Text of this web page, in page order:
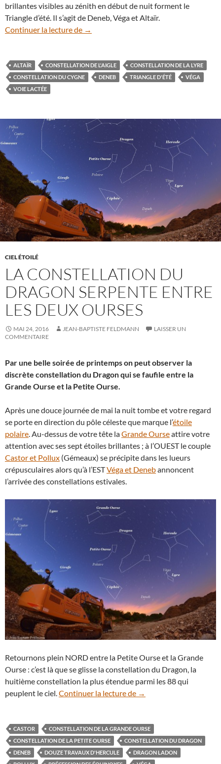
brillantes visibles au zénith en début de nuit forment le
Triangle d’été. Il s’agit de Deneb, Véga et Altaïr.
Continuer la lecture de
Le Triangle d’été, un spectacle à admirer
→
ALTAÏR CONSTELLATION DE L'AIGLE
CONSTELLATION DE LA LYRE
CONSTELLATION DU CYGNE
DENEB TRIANGLE D'ÉTÉ
VÉGA
VOIE LACTÉE
CIEL ÉTOILÉ
LA CONSTELLATION DU
DRAGON SERPENTE ENTRE
LES DEUX OURSES
MAI 24, 2016 JEAN-BAPTISTE FELDMANN
LAISSER UN
COMMENTAIRE
Par une belle soirée de printemps on peut observer la
discrète constellation du Dragon qui se faufile entre la
Grande Ourse et la Petite Ourse.
Après une douce journée de mai la nuit tombe et votre regard
se porte en direction du pôle céleste que marque l’étoile
polaire . Au-dessus de votre tête laGrande Ourseattire votre
attention avec ses sept étoiles brillantes ; à l’OUEST le couple
Castor et Pollux (Gémeaux) se précipite dans les lueurs
crépusculaires alors qu’à l’ESTVéga et Denebannoncent
l’arrivée des constellations estivales.
Retournons plein NORD entre la Petite Ourse et la Grande
Ourse : c’est là que se glisse la constellation du Dragon, la
huitième constellation la plus étendue parmi les 88 qui
peuplent le ciel.Continuer la lecture de La constellation du
→
CASTOR
CONSTELLATION DE LA GRANDE OURSE
CONSTELLATION DE LA PETITE OURSE
CONSTELLATION DU DRAGON
DENEB
DOUZE TRAVAUX D'HERCULE
DRAGON LADON